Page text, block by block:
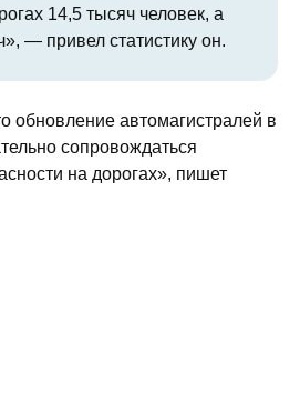
14,5 тысяч человек, а
— привел статистику он.
обновление автомагистралей в
сопровождаться
на дорогах», пишет